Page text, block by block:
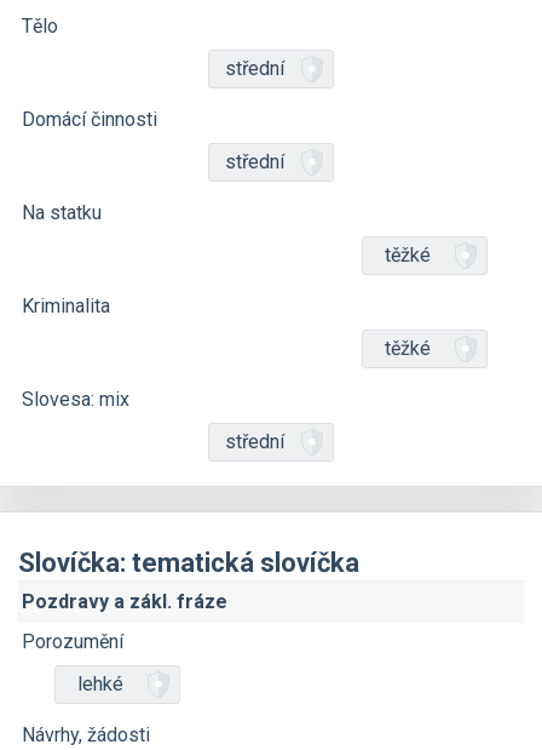
Tělo
střední
Domácí činnosti
střední
Na statku
těžké
Kriminalita
těžké
Slovesa: mix
střední
Slovíčka: tematická slovíčka
Pozdravy a zákl. fráze
Porozumění
lehké
Návrhy, žádosti